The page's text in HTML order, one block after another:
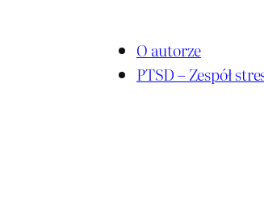
O autorze
PTSD – Zespół